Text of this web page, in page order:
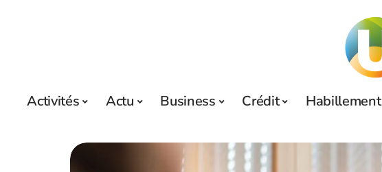
Activités Actu Business Crédit Habillement